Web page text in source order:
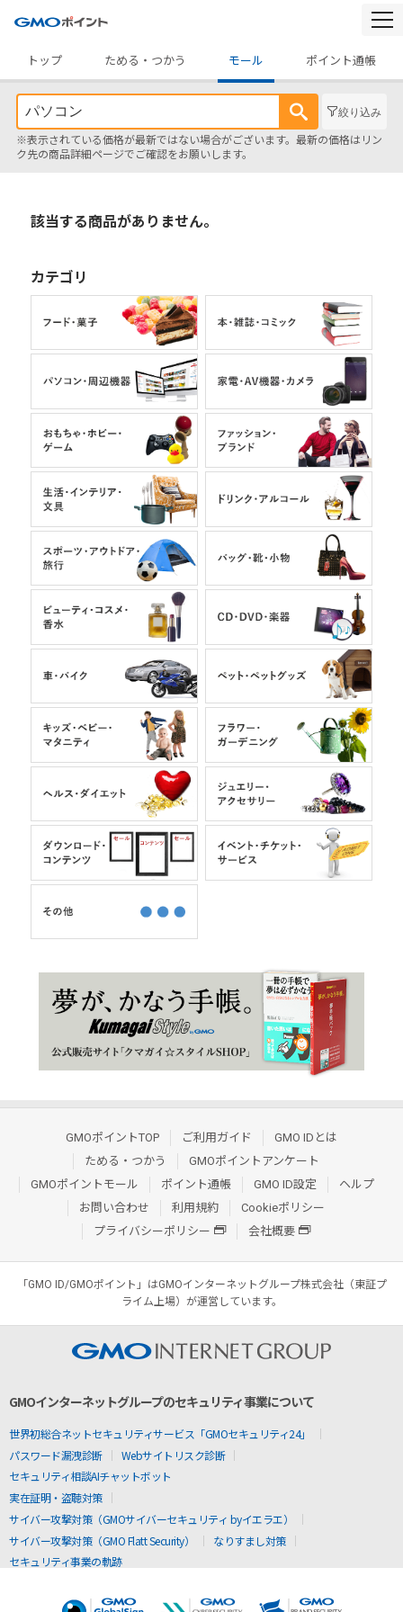
トップ
ためる・つかう モール ポイント通帳
絞り込み
※表示されている価格が最新ではない場合がございます。最新の価格はリン
ク先の商品詳細ページでご確認をお願いします。
該当する商品がありません。
カテゴリ
GMOポイントTOP ご利用ガイド
GMO IDとは
ためる・つかう
GMOポイントアンケート
GMOポイントモール
ポイント通帳 GMO ID設定
ヘルプ
お問い合わせ
利用規約
Cookieポリシー
プライバシーポリシー
会社概要
「GMO ID/GMOポイント」はGMOインターネットグループ株式会社（東証プ
ライム上場）が運営しています。
GMOインターネットグループのセキュリティ事業について
世界初総合ネットセキュリティサービス「GMOセキュリティ24」
パスワード漏洩診断
Webサイトリスク診断
セキュリティ相談AIチャットボット
実在証明・盗聴対策
サイバー攻撃対策（GMOサイバーセキュリティ byイエラエ）
サイバー攻撃対策（GMO Flatt Security）
なりすまし対策
セキュリティ事業の軌跡